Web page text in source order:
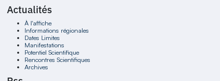
Actualités
À l'affiche
Informations régionales
Dates Limites
Manifestations
Potentiel Scientifique
Rencontres Scientifiques
Archives